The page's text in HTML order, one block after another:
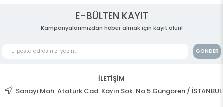
E-BÜLTEN KAYIT
Kampanyalarımızdan haber almak için kayıt olun!
GÖNDER
İLETİŞİM
Sanayi Mah. Atatürk Cad. Kayın Sok. No:5 Güngören / İSTANBUL